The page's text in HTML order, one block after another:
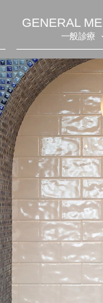
GENERAL
一般診療